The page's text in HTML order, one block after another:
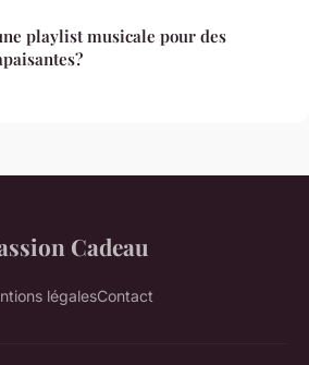
playlist musicale pour des
Cadeau
légalesContact